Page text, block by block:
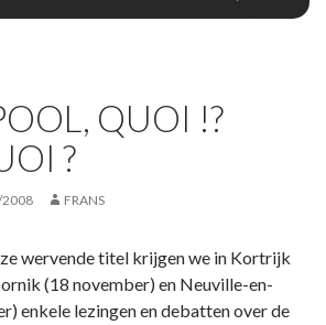
QUOI !?
?
2008 FRANS
wervende titel krijgen we in Kortrijk
(18 november) en Neuville-en-
enkele lezingen en debatten over de